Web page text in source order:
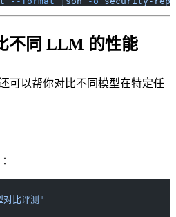
不同 LLM 的性能
可以帮你对比不同模型在特定任
：
对比评测"